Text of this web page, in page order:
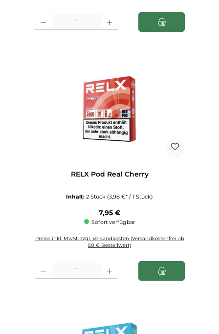
Produkt Anzahl: Gib den gewünschten Wert ein oder benutze die
RELX Pod Real Cherry
Inhalt: 2 Stück (3,98 €* / 1 Stück)
Regulärer Preis:
7,95 €
Sofort verfügbar
Preise inkl. MwSt. zzgl. Versandkosten (Versandkostenfrei ab
50 € Bestellwert)
Produkt Anzahl: Gib den gewünschten Wert ein oder benutze die